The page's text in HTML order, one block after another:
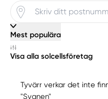
Mest populära
Visa alla solcellsföretag
Tyvärr verkar det inte
"Svanen"